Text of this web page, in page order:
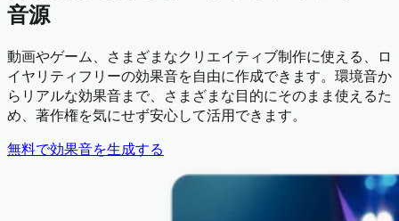
音源
動画やゲーム、さまざまなクリエイティブ制作に使える、ロ
イヤリティフリーの効果音を自由に作成できます。環境音か
らリアルな効果音まで、さまざまな目的にそのまま使えるた
め、著作権を気にせず安心して活用できます。
無料で効果音を生成する